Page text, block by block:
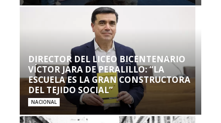
DIRECTOR DEL LICEO BICENTENARIO
VÍCTOR JARA DE PERALILLO: “LA
ESCUELA ES LA GRAN CONSTRUCTORA
DEL TEJIDO SOCIAL”
NACIONAL